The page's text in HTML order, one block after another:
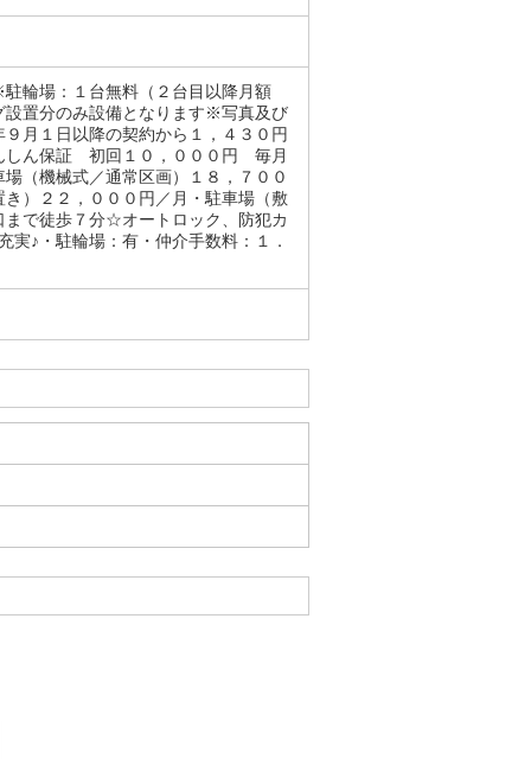
輪場：１台無料（２台目以降月額
置分のみ設備となります※写真及び
月１日以降の契約から１，４３０円
しん保証 初回１０，０００円 毎月
（機械式／通常区画）１８，７００
）２２，０００円／月・駐車場（敷
で徒歩７分☆オートロック、防犯カ
実♪・駐輪場：有・仲介手数料：１．